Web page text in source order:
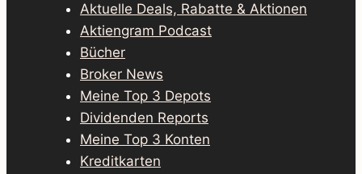
Aktuelle Deals, Rabatte & Aktionen
Aktiengram Podcast
Bücher
Broker News
Meine Top 3 Depots
Dividenden Reports
Meine Top 3 Konten
Kreditkarten